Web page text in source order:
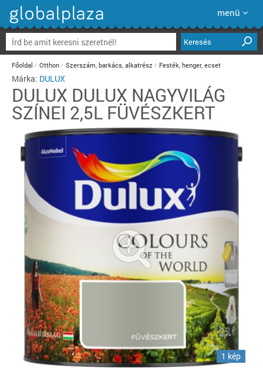
menü
Keresés
Főoldal Otthon Szerszám, barkács, alkatrész Festék, henger, ecset
Márka: DULUX
DULUX DULUX NAGYVILÁG
SZÍNEI 2,5L FÜVÉSZKERT
1 kép